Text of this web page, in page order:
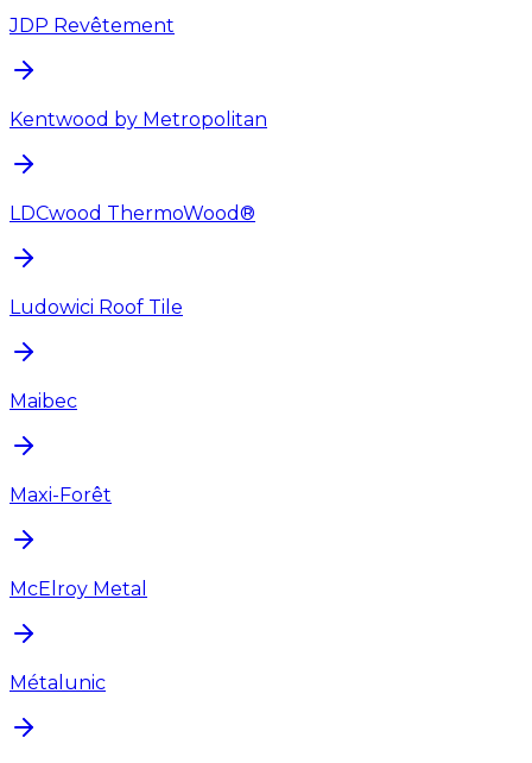
JDP Revêtement
Kentwood by Metropolitan
LDCwood ThermoWood®
Ludowici Roof Tile
Maibec
Maxi-Forêt
McElroy Metal
Métalunic